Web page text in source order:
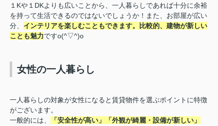
１Kや１DKよりも広いことから、一人暮らしであれば十分に余裕
を持って生活できるのではないでしょうか！また、お部屋が広い
分、 インテリアを楽しむこともできます。比較的、建物が新しい
ことも魅力ですo(^▽^)o
女性の一人暮らし
一人暮らしの対象が女性になると賃貸物件を選ぶポイントに特徴
がございます。
一般的には、
「安全性が高い」「外観が綺麗・設備が新しい」